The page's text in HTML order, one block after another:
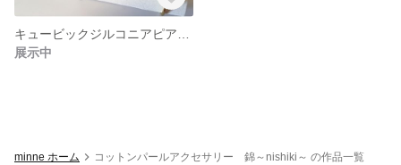
展示中
minne ホーム コットンパールアクセサリー 錦～nishiki～ の作品一覧